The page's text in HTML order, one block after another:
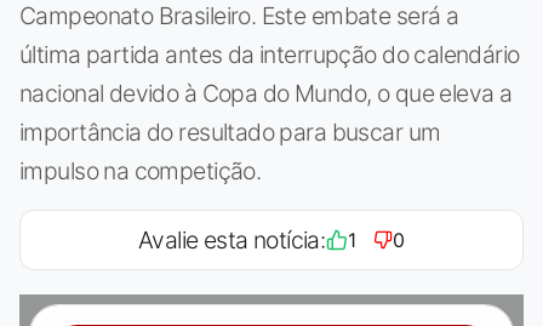
Campeonato Brasileiro. Este embate será a
última partida antes da interrupção do calendário
nacional devido à Copa do Mundo, o que eleva a
importância do resultado para buscar um
impulso na competição.
Avalie esta notícia: 1 0